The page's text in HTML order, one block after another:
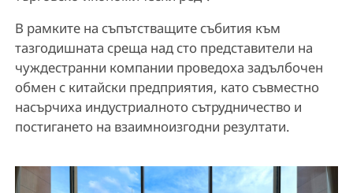
В рамките на съпътстващите събития към
тазгодишната среща над сто представители на
чуждестранни компании проведоха задълбочен
обмен с китайски предприятия, като съвместно
насърчиха индустриалното сътрудничество и
постигането на взаимноизгодни резултати.